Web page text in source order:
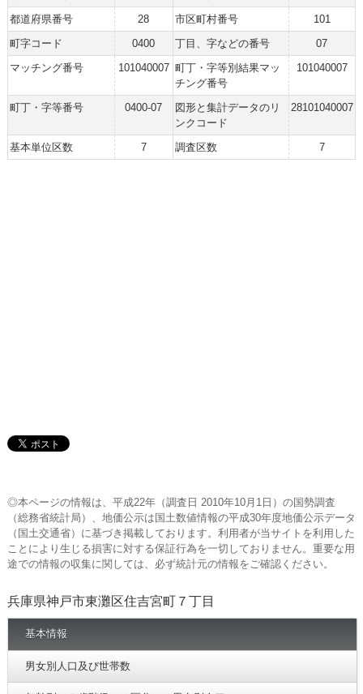
都道府県番号
28 市区町村番号
101
町字コード
0400 丁目、字などの番号
07
マッチング番号
101040007 町丁・字等別結果マッ
チング番号
101040007
町丁・字等番号 0400-07
図形と集計データのリ
ンクコード
28101040007
基本単位区数 7 調査区数 7
◎本ページの情報は、平成22年（調査日 2010年10月1日）の国勢調査
（総務省統計局）、地価公示は国土数値情報の平成30年度地価公示データ
（国土交通省）に基づき掲載しております。利用者が当サイトを利用した
ことにより生じる損害に対する保証行為を一切しておりません。重要な用
途での情報の収集に関しては、必ず統計元の情報をご確認ください。
兵庫県神戸市東灘区住吉宮町７丁目
基本情報
男女別人口及び世帯数